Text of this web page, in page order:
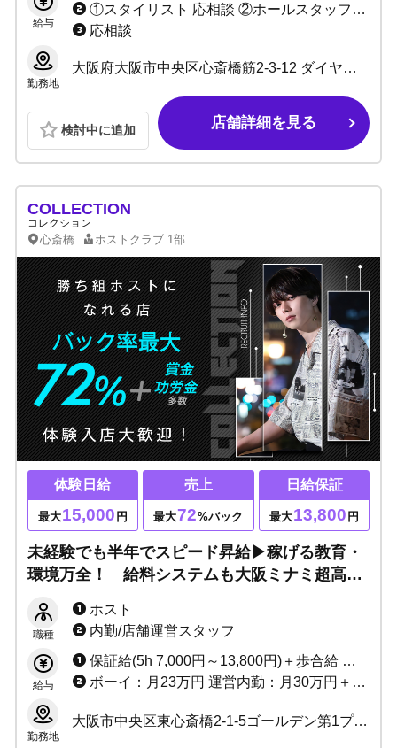
給与
①スタイリスト 応相談 ②ホールスタッフ(ボーイ：内勤) 日給10,000円～ ③DJ・ダンサー 応相談 ③店舗運営スタッフ 1:日給10,000円～＋能力給 2:月給10万～40万＋能力給 ④店長候補 1:日給7,000円～10,000円＋能力給 2:月給20万～40万円＋能力給(社員) ⑤エリアマネージャー候補 1:日給7,000円～10,000円＋能力給 2:月給20万～40万円＋能力給(社員) ⑥サイト運営スタッフ 応相談
応相談
勤務地
大阪府大阪市中央区心斎橋筋2-3-12 ダイヤモンドビル6F
検討中に追加 店舗詳細を見る
COLLECTION
コレクション
心斎橋 ホストクラブ 1部
体験日給
最大15,000 円
売上
最大72%バック
日給保証
最大13,800 円
未経験でも半年でスピード昇給▶稼げる教育・
環境万全！ 給料システムも大阪ミナミ超高水
に楽しく活躍しましょう！！
職種
ホスト
内勤/店舗運営スタッフ
給与
保証給(5h 7,000円～13,800円)＋歩合給 売上0でも給料25万円以上＋各種賞金！ ※バック率60～90%!! +功労金+賞金多数 （新人さんがとりやすい賞金たくさん用意しています）
ボーイ：月23万円 運営内勤：月30万円＋能力給＋賞金
勤務地
大阪市中央区東心斎橋2-1-5ゴールデン第1プラザビル6F